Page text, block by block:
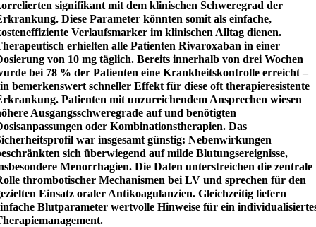
signifikant mit dem klinischen Schweregrad der
Diese Parameter könnten somit als einfache,
Verlaufsmarker im klinischen Alltag dienen.
erhielten alle Patienten Rivaroxaban in einer
von 10 mg täglich. Bereits innerhalb von drei Wochen
bei 78 % der Patienten eine Krankheitskontrolle erreicht –
bemerkenswert schneller Effekt für diese oft therapieresistente
Patienten mit unzureichendem Ansprechen wiesen
Ausgangsschweregrade auf und benötigten
oder Kombinationstherapien. Das
war insgesamt günstig: Nebenwirkungen
sich überwiegend auf milde Blutungsereignisse,
Menorrhagien. Die Daten unterstreichen die zentrale
thrombotischer Mechanismen bei LV und sprechen für den
Einsatz oraler Antikoagulanzien. Gleichzeitig liefern
Blutparameter wertvolle Hinweise für ein